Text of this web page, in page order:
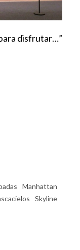
disfrutar…”
Manhattan
Skyline